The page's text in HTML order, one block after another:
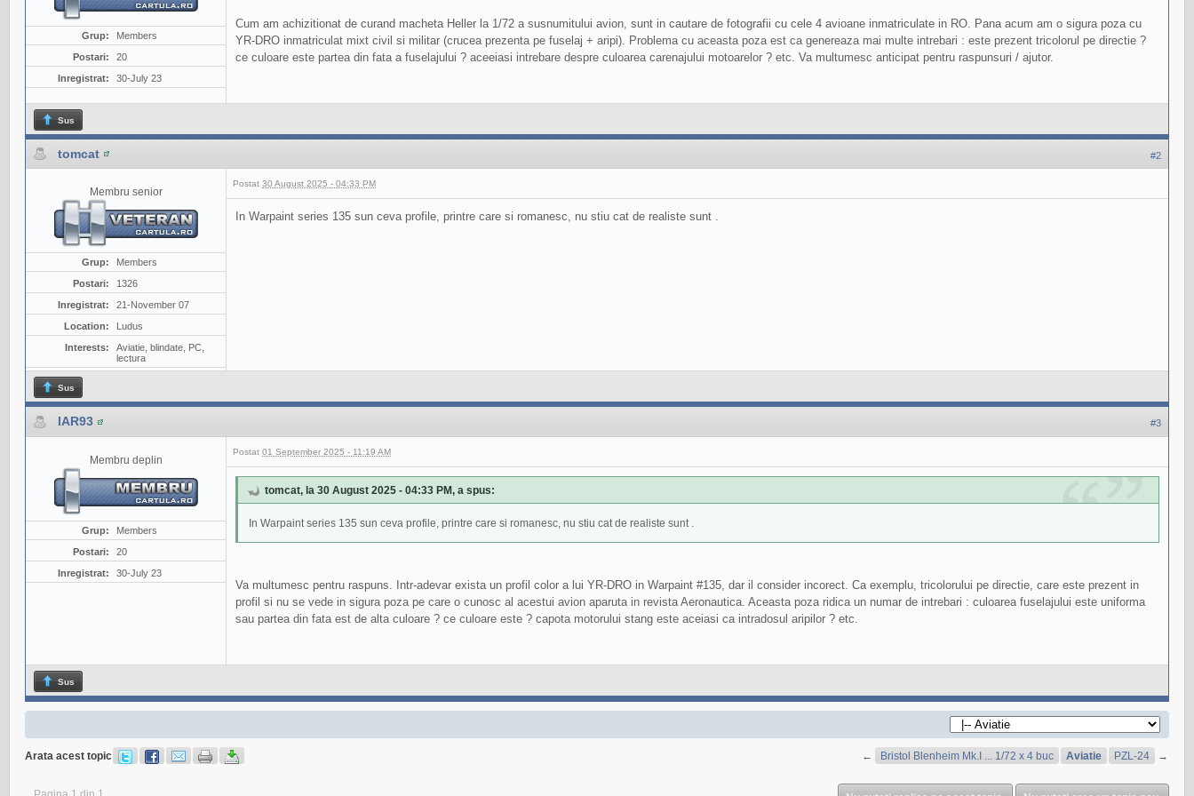
Grup:
Members
Postari:
20
Inregistrat:
30-July 23
Cum am achizitionat de curand macheta Heller la 1/72 a susnumitului avion, sunt in cautare de fotografii cu cele 4 avioane inmatriculate in RO. Pana acum am o sigura poza cu
YR-DRO inmatriculat mixt civil si militar (crucea prezenta pe fuselaj + aripi). Problema cu aceasta poza est ca genereaza mai multe intrebari : este prezent tricolorul pe directie ?
ce culoare este partea din fata a fuselajului ? aceeiasi intrebare despre culoarea carenajului motoarelor ? etc. Va multumesc anticipat pentru raspunsuri / ajutor.
Sus
#2
tomcat
Membru senior
Grup:
Members
Postari:
1326
Inregistrat:
21-November 07
Location:
Ludus
Interests:
Aviatie, blindate, PC,
lectura
Postat 30 August 2025 - 04:33 PM
In Warpaint series 135 sun ceva profile, printre care si romanesc, nu stiu cat de realiste sunt .
Sus
#3
IAR93
Membru deplin
Grup:
Members
Postari:
20
Inregistrat:
30-July 23
Postat 01 September 2025 - 11:19 AM
tomcat, la 30 August 2025 - 04:33 PM, a spus:
In Warpaint series 135 sun ceva profile, printre care si romanesc, nu stiu cat de realiste sunt .
Va multumesc pentru raspuns. Intr-adevar exista un profil color a lui YR-DRO in Warpaint #135, dar il consider incorect. Ca exemplu, tricolorului pe directie, care este prezent in
profil si nu se vede in sigura poza pe care o cunosc al acestui avion aparuta in revista Aeronautica. Aceasta poza ridica un numar de intrebari : culoarea fuselajului este uniforma
sau partea din fata est de alta culoare ? ce culoare este ? capota motorului stang este aceiasi ca intradosul aripilor ? etc.
Sus
← Bristol Blenheim Mk.I ... 1/72 x 4 buc Aviatie PZL-24 →
Arata acest topic
Pagina 1 din 1